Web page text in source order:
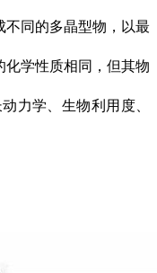
不同的多晶型物，以最
化学性质相同，但其物
力学、生物利用度、